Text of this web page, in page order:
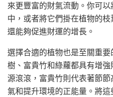
來更豐富的財氣流動。你可
中，或者將它們掛在植物的
還能夠促進財運的增長。
選擇合適的植物也是至關重
樹、富貴竹和綠蘿都具有增
源滾滾，富貴竹則代表著節
氣和提升環境的正能量。將